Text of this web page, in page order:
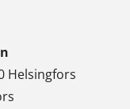
Helsingfors